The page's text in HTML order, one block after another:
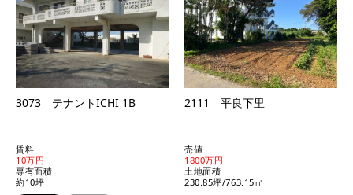
3073 テナントICHI 1B
賃料
10万円
専有面積
約10坪
2111 平良下里
売値
1800万円
土地面積
230.85坪/763.15㎡